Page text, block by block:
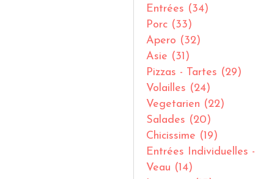
Entrées (34)
Porc (33)
Apero (32)
Asie (31)
Pizzas - Tartes (29)
Volailles (24)
Vegetarien (22)
Salades (20)
Chicissime (19)
Entrées Individuelles -
Veau (14)